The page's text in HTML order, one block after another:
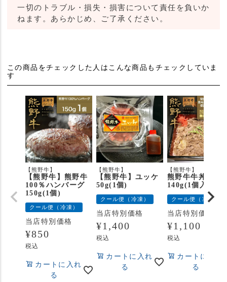
一切のトラブル・損失・損害について責任を負いか
ねます。あらかじめ、ご了承ください。
この商品をチェックした人はこんな商品もチェックしていま
す
【熊野牛】
【熊野牛】熊野牛
100％ハンバーグ
150g(1個)
クール便（冷凍）
当店特別価格
¥850
税込
カートに入れ
る
【熊野牛】
【熊野牛】ユッケ
50g(1個)
クール便（冷凍）
当店特別価格
¥1,400
税込
カートに入れ
る
【熊野牛】
熊野牛牛丼の具
140g(1個入り)
クール便（冷凍）
当店特別価格
¥1,100
税込
カートに入れ
る